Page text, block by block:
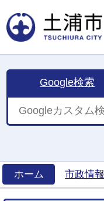
Google検索
ホーム
市政情報